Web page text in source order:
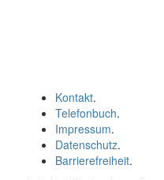
Kontakt.
Telefonbuch.
Impressum.
Datenschutz.
Barrierefreiheit.